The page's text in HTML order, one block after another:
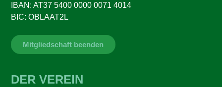
IBAN: AT37 5400 0000 0071 4014
BIC: OBLAAT2L
Mitgliedschaft beenden
DER VEREIN